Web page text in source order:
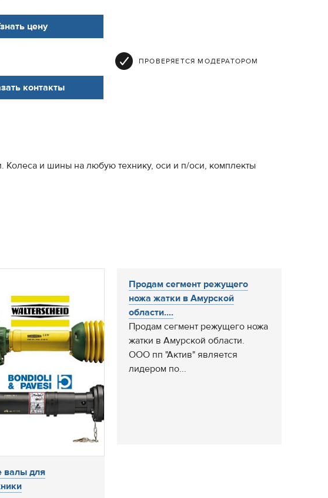
цену
ПРОВЕРЯЕТСЯ МОДЕРАТОРОМ
контакты
Колеса и шины на любую технику, оси и п/оси, комплекты
валы для
Продам сегмент режущего
ножа жатки в Амурской
области....
Продам сегмент режущего ножа
жатки в Амурской области.
ООО пп "Актив" является
лидером по...